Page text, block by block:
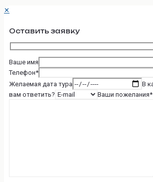
✕
Оставить заявку
Ваше имя
Телефон*
Желаемая дата тура
В
вам ответить?
Ваши пожелания*